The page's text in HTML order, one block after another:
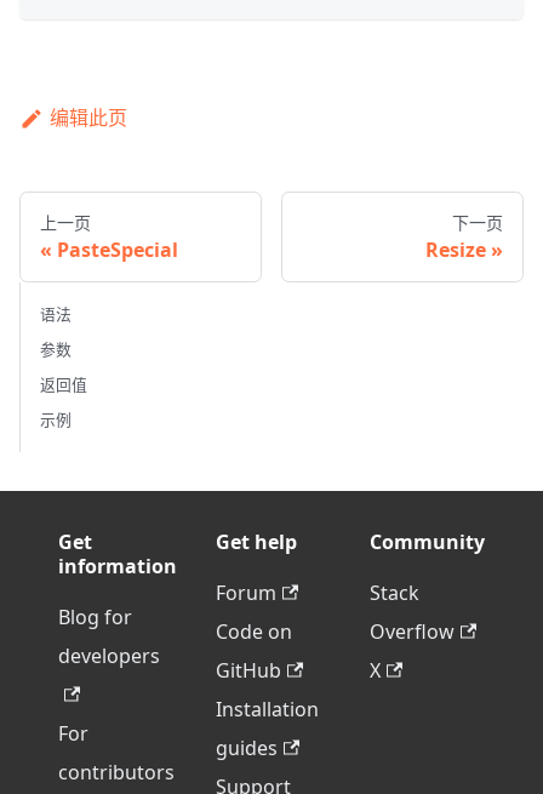
编辑此页
上一页
PasteSpecial
下一页
Resize
语法
参数
返回值
示例
Get
information
Blog for
developers
For
contributors
Get help
Forum
Code on
GitHub
Installation
guides
Support
Community
Stack
Overflow
X